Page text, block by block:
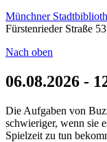
Münchner
Fürstenrieder Straße
Nach oben
06.08.2026 -
Die Aufgaben von
schwieriger, wenn sie
Spielzeit zu tun